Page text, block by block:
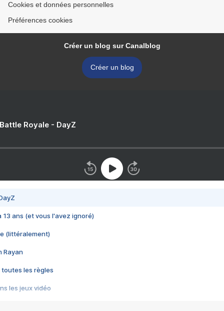
Cookies et données personnelles
Préférences cookies
Créer un blog sur Canalblog
Créer un blog
Royale - DayZ
13 ans (et vous l'avez ignoré)
(littéralement)
Rayan
toutes les règles
les jeux vidéo